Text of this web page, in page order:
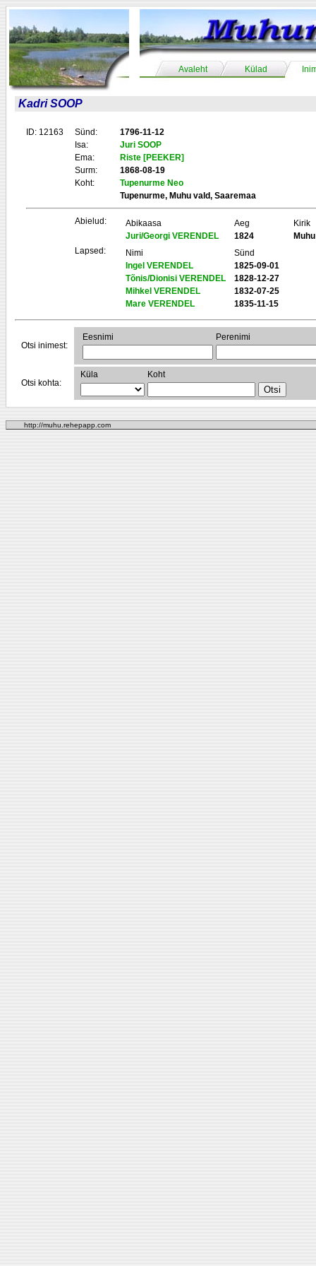
Avaleht Külad
Kadri SOOP
ID: 12163 Sünd:
1796-11-12
Isa:
Juri SOOP
Ema:
Riste [PEEKER]
Surm:
1868-08-19
Koht:
Tupenurme Neo
Tupenurme, Muhu vald, Saaremaa
Abielud: Abikaasa Aeg
Kirik
Juri/Georgi VERENDEL
1824
Muhu
Lapsed:
Nimi
Sünd
Ingel VERENDEL
1825-09-01
Tõnis/Dionisi VERENDEL
1828-12-27
Mihkel VERENDEL
1832-07-25
Mare VERENDEL
1835-11-15
Otsi inimest:
Eesnimi Perenimi
Otsi kohta:
Küla Koht
http://muhu.rehepapp.com